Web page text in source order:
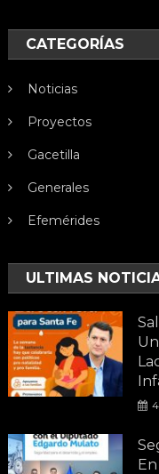
CATEGORÍAS
Noticias
Proyectos
Gacetilla
Generales
Efemérides
ULTIMAS